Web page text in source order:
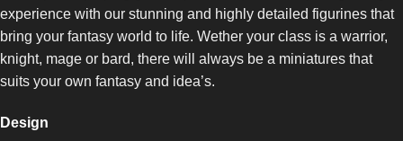
experience with our stunning and highly detailed figurines that
bring your fantasy world to life. Wether your class is a warrior,
knight, mage or bard, there will always be a miniatures that
suits your own fantasy and idea’s.
Design